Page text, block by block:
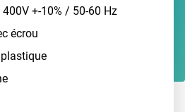
+-10% / 50-60 Hz
écrou